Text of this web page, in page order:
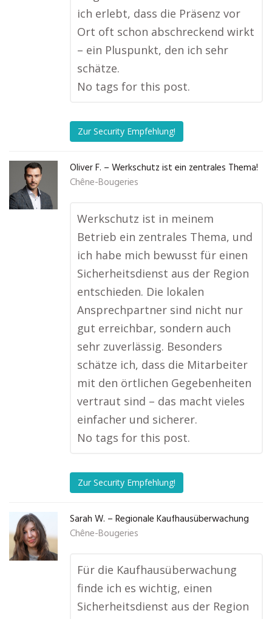
ich erlebt, dass die Präsenz vor
Ort oft schon abschreckend wirkt
– ein Pluspunkt, den ich sehr
schätze.
No tags for this post.
Zur Security Empfehlung!
Oliver F. – Werkschutz ist ein zentrales Thema!
Chêne-Bougeries
Werkschutz ist in meinem
Betrieb ein zentrales Thema, und
ich habe mich bewusst für einen
Sicherheitsdienst aus der Region
entschieden. Die lokalen
Ansprechpartner sind nicht nur
gut erreichbar, sondern auch
sehr zuverlässig. Besonders
schätze ich, dass die Mitarbeiter
mit den örtlichen Gegebenheiten
vertraut sind – das macht vieles
einfacher und sicherer.
No tags for this post.
Zur Security Empfehlung!
Sarah W. – Regionale Kaufhausüberwachung
Chêne-Bougeries
Für die Kaufhausüberwachung
finde ich es wichtig, einen
Sicherheitsdienst aus der Region